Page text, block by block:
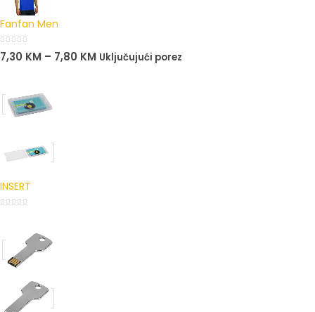
Fanfan Men
0out of 5
7,30 KM – 7,80 KM Uključujući porez
INSERT